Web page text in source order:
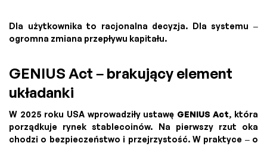
Dla użytkownika to racjonalna decyzja. Dla systemu –
ogromna zmiana przepływu kapitału.
GENIUS Act – brakujący element
układanki
W 2025 roku USA wprowadziły ustawę GENIUS Act, która
porządkuje rynek stablecoinów. Na pierwszy rzut oka
chodzi o bezpieczeństwo i przejrzystość. W praktyce – o